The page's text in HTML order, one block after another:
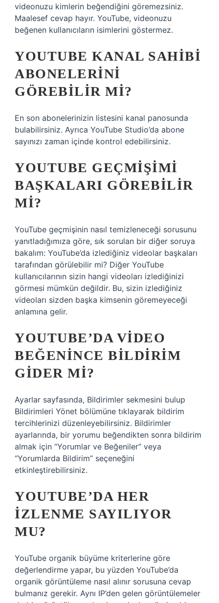
videonuzu kimlerin beğendiğini göremezsiniz.
Maalesef cevap hayır. YouTube, videonuzu
beğenen kullanıcıların isimlerini göstermez.
YOUTUBE KANAL SAHIBI
ABONELERINI
GÖREBILIR MI?
En son abonelerinizin listesini kanal panosunda
bulabilirsiniz. Ayrıca YouTube Studio’da abone
sayınızı zaman içinde kontrol edebilirsiniz.
YOUTUBE GEÇMIŞIMI
BAŞKALARI GÖREBILIR
MI?
YouTube geçmişinin nasıl temizleneceği sorusunu
yanıtladığımıza göre, sık sorulan bir diğer soruya
bakalım: YouTube’da izlediğiniz videolar başkaları
tarafından görülebilir mi? Diğer YouTube
kullanıcılarının sizin hangi videoları izlediğinizi
görmesi mümkün değildir. Bu, sizin izlediğiniz
videoları sizden başka kimsenin göremeyeceği
anlamına gelir.
YOUTUBE’DA VIDEO
BEĞENINCE BILDIRIM
GIDER MI?
Ayarlar sayfasında, Bildirimler sekmesini bulup
Bildirimleri Yönet bölümüne tıklayarak bildirim
tercihlerinizi düzenleyebilirsiniz. Bildirimler
ayarlarında, bir yorumu beğendikten sonra bildirim
almak için “Yorumlar ve Beğeniler” veya
“Yorumlarda Bildirim” seçeneğini
etkinleştirebilirsiniz.
YOUTUBE’DA HER
IZLENME SAYILIYOR
MU?
YouTube organik büyüme kriterlerine göre
değerlendirme yapar, bu yüzden YouTube’da
organik görüntüleme nasıl alınır sorusuna cevap
bulmanız gerekir. Aynı IP’den gelen görüntülemeler